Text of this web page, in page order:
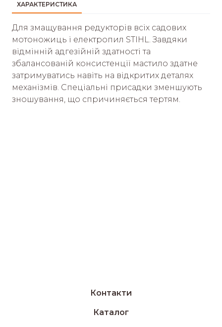
ХАРАКТЕРИСТИКА
Для змащування редукторів всіх садових
мотоножиць і електропил STIHL. Завдяки
відмінній адгезійній здатності та
збалансованій консистенції мастило здатне
затримуватись навіть на відкритих деталях
механізмів. Спеціальні присадки зменшують
зношування, що спричиняється тертям.
Контакти
Каталог